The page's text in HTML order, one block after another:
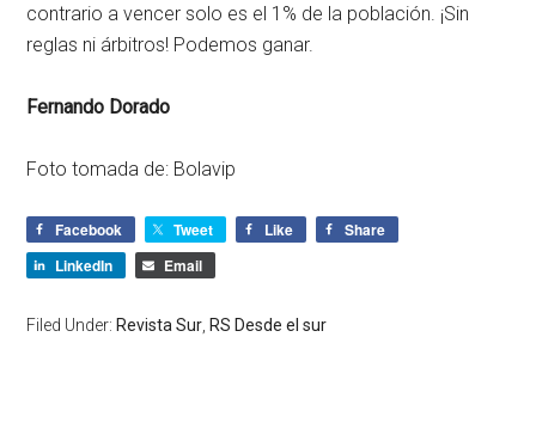
contrario a vencer solo es el 1% de la población. ¡Sin
reglas ni árbitros! Podemos ganar.
Fernando Dorado
Foto tomada de: Bolavip
Facebook Tweet Like
Share
LinkedIn
Email
Filed Under: Revista Sur RS Desde el sur